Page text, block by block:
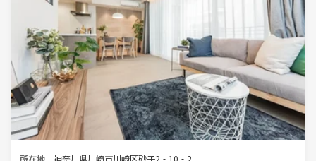
所在地
神奈川県川崎市川崎区砂子2‐10‐2